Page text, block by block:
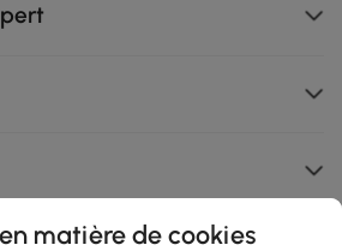
matière de cookies